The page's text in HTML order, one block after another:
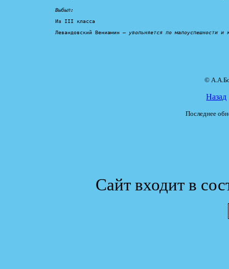
Выбыл:
Из III класса
Левандовский Вениамин – увольняется по малоуспешности
©
Назад
Последнее
Сайт входит в